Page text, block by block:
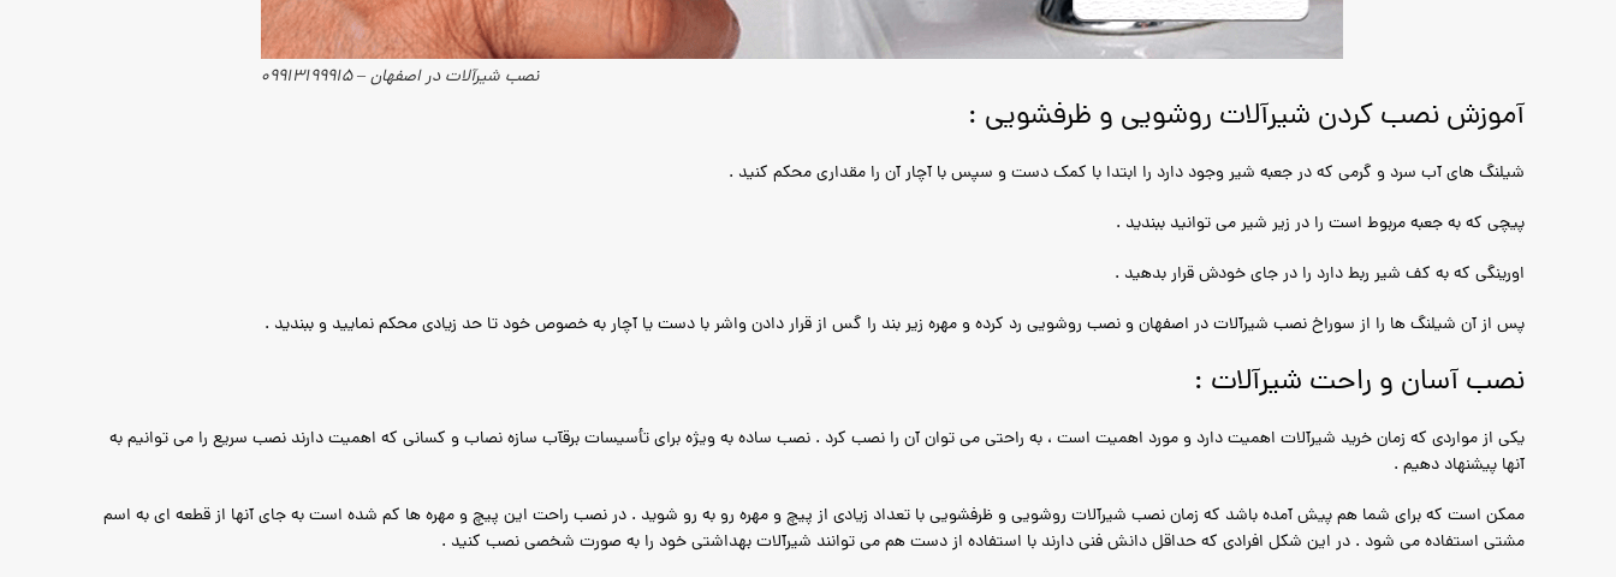
نصب شیرآلات در اصفهان – 09913199915
آموزش نصب کردن شیرآلات روشویی و ظرفشویی :
شیلنگ های آب سرد و گرمی که در جعبه شیر وجود دارد را ابتدا با کمک دست و سپس با آچار آن را مقداری محکم کنید .
پیچی که به جعبه مربوط است را در زیر شیر می توانید ببندید .
اورینگی که به کف شیر ربط دارد را در جای خودش قرار بدهید .
پس از آن شیلنگ ها را از سوراخ نصب شیرآلات در اصفهان و نصب روشویی رد کرده و مهره زیر بند را گس از قرار دادن واشر با دست یا آچار به خصوص خود تا حد زیادی محکم نمایید و ببندید .
نصب آسان و راحت شیرآلات :
یکی از مواردی که زمان خرید شیرآلات اهمیت دارد و مورد اهمیت است ، به راحتی می توان آن را نصب کرد . نصب ساده به ویژه برای تأسیسات برقآب سازه نصاب و کسانی که اهمیت دارند نصب سریع را می توانیم به
آنها پیشنهاد دهیم .
ممکن است که برای شما هم پیش آمده باشد که زمان نصب شیرآلات روشویی و ظرفشویی با تعداد زیادی از پیچ و مهره رو به رو شوید . در نصب راحت این پیچ و مهره ها کم شده است به جای آنها از قطعه ای به اسم
مشتی استفاده می شود . در این شکل افرادی که حداقل دانش فنی دارند با استفاده از دست هم می توانند شیرآلات بهداشتی خود را به صورت شخصی نصب کنید .